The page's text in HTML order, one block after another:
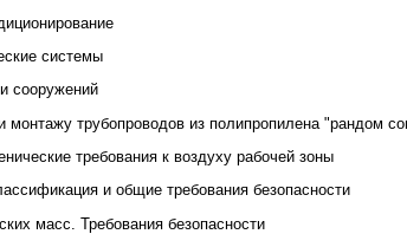
системы
сооружений
монтажу трубопроводов из полипропилена "рандом
требования к воздуху рабочей зоны
и общие требования безопасности
масс. Требования безопасности